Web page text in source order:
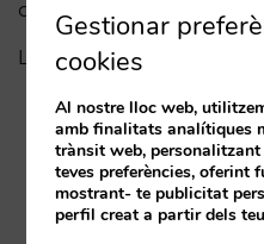
capes de visibilitat
La fi de l’era “Book on
Gestionar
cookies
Al nostre lloc web,
amb finalitats analítiques
trànsit web,
teves preferències, oferint
mostrant- te publicitat
perfil creat a partir dels